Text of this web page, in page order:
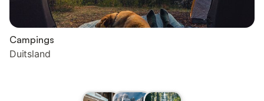
Campings
Duitsland